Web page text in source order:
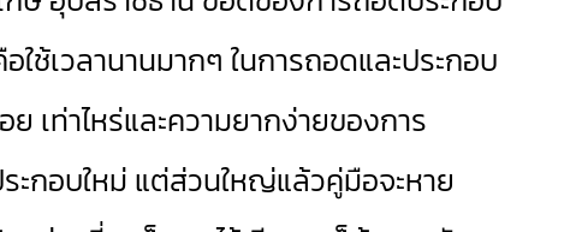
เวลานานมากๆ ในการถอดและประกอบ
ท่าไหร่และความยากง่ายของการ
ะกอบใหม่ แต่ส่วนใหญ่แล้วคู่มือจะหาย